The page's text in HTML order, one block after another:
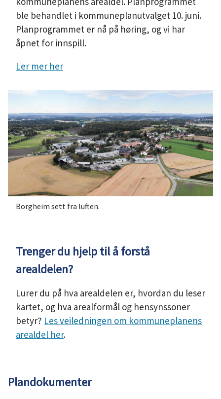
ble behandlet i kommuneplanutvalget 10. juni.
Planprogrammet er nå på høring, og vi har
åpnet for innspill.
Ler mer her
Borgheim sett fra luften.
Trenger du hjelp til å forstå
arealdelen?
Lurer du på hva arealdelen er, hvordan du leser
kartet, og hva arealformål og hensynssoner
betyr? Les veiledningen om kommuneplanens
arealdel her.
Plandokumenter